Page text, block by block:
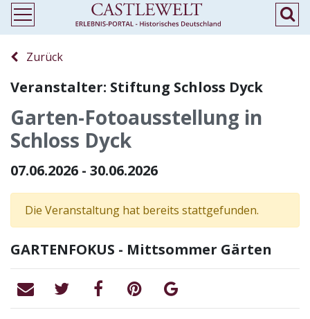
Zurück
Veranstalter: Stiftung Schloss Dyck
Garten-Fotoausstellung in
Schloss Dyck
07.06.2026 - 30.06.2026
Die Veranstaltung hat bereits stattgefunden.
GARTENFOKUS - Mittsommer Gärten